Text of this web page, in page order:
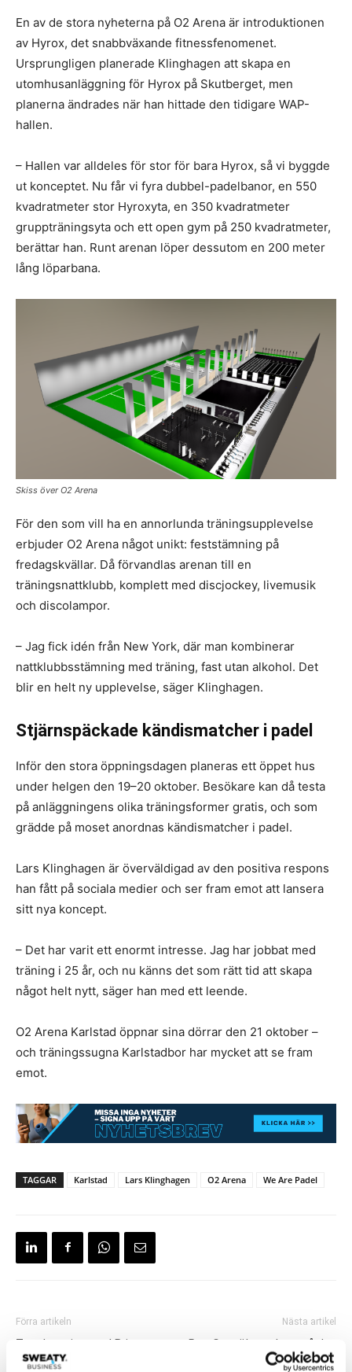
En av de stora nyheterna på O2 Arena är introduktionen
av Hyrox, det snabbväxande fitnessfenomenet.
Ursprungligen planerade Klinghagen att skapa en
utomhusanläggning för Hyrox på Skutberget, men
planerna ändrades när han hittade den tidigare WAP-
hallen.
– Hallen var alldeles för stor för bara Hyrox, så vi byggde
ut konceptet. Nu får vi fyra dubbel-padelbanor, en 550
kvadratmeter stor Hyroxyta, en 350 kvadratmeter
gruppträningsyta och ett open gym på 250 kvadratmeter,
berättar han. Runt arenan löper dessutom en 200 meter
lång löparbana.
Skiss över O2 Arena
För den som vill ha en annorlunda träningsupplevelse
erbjuder O2 Arena något unikt: feststämning på
fredagskvällar. Då förvandlas arenan till en
träningsnattklubb, komplett med discjockey, livemusik
och discolampor.
– Jag fick idén från New York, där man kombinerar
nattklubbsstämning med träning, fast utan alkohol. Det
blir en helt ny upplevelse, säger Klinghagen.
Stjärnspäckade kändismatcher i padel
Inför den stora öppningsdagen planeras ett öppet hus
under helgen den 19–20 oktober. Besökare kan då testa
på anläggningens olika träningsformer gratis, och som
grädde på moset anordnas kändismatcher i padel.
Lars Klinghagen är överväldigad av den positiva respons
han fått på sociala medier och ser fram emot att lansera
sitt nya koncept.
– Det har varit ett enormt intresse. Jag har jobbat med
träning i 25 år, och nu känns det som rätt tid att skapa
något helt nytt, säger han med ett leende.
O2 Arena Karlstad öppnar sina dörrar den 21 oktober –
och träningssugna Karlstadbor har mycket att se fram
emot.
TAGGAR Karlstad Lars Klinghagen O2 Arena We Are Padel
Förra artikeln
Trendspaning med Brian van
den Brink och Pelle Sundström
Nästa artikel
PureGym ökar takten på den
amerikanska marknaden –